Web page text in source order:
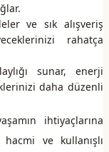
ve sık alışveriş
rahatça
sunar, enerji
daha düzenli
ihtiyaçlarına
ve kullanışlı